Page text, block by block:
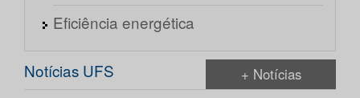
Eficiência energética
Notícias UFS + Notícias